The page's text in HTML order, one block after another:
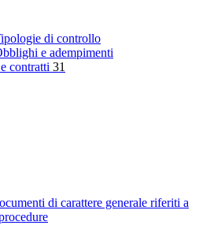
di controllo
e adempimenti
contratti 31
di carattere generale riferiti a